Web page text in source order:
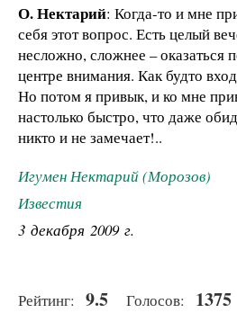
О. Нектарий: Когда-то и мне
себя этот вопрос. Есть целый
несложно, сложнее – оказаться
центре внимания. Как будто
Но потом я привык, и ко мне
настолько быстро, что даже
никто и не замечает!..
Игумен Нектарий (Морозов)
Известия
3 декабря 2009 г.
Рейтинг: 9.5 Голосов: 1375